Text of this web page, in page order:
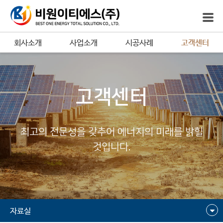
회사소개 사업소개 시공사례 고객센터
고객센터
최고의 전문성을 갖추어 에너지의 미래를 밝힐
것입니다.
자료실